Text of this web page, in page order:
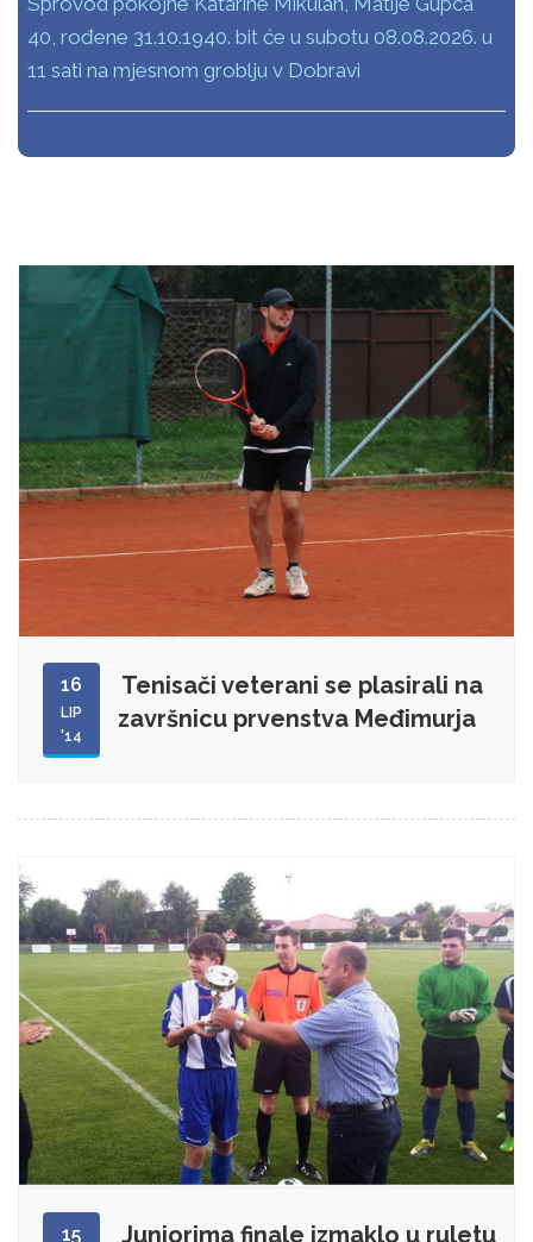
40, rođene 31.10.1940. bit će u subotu 08.08.2026. u
11 sati na mjesnom groblju v Dobravi
16
LIP
'14
Tenisači veterani se plasirali na
završnicu prvenstva Međimurja
15 Juniorima finale izmaklo u ruletu